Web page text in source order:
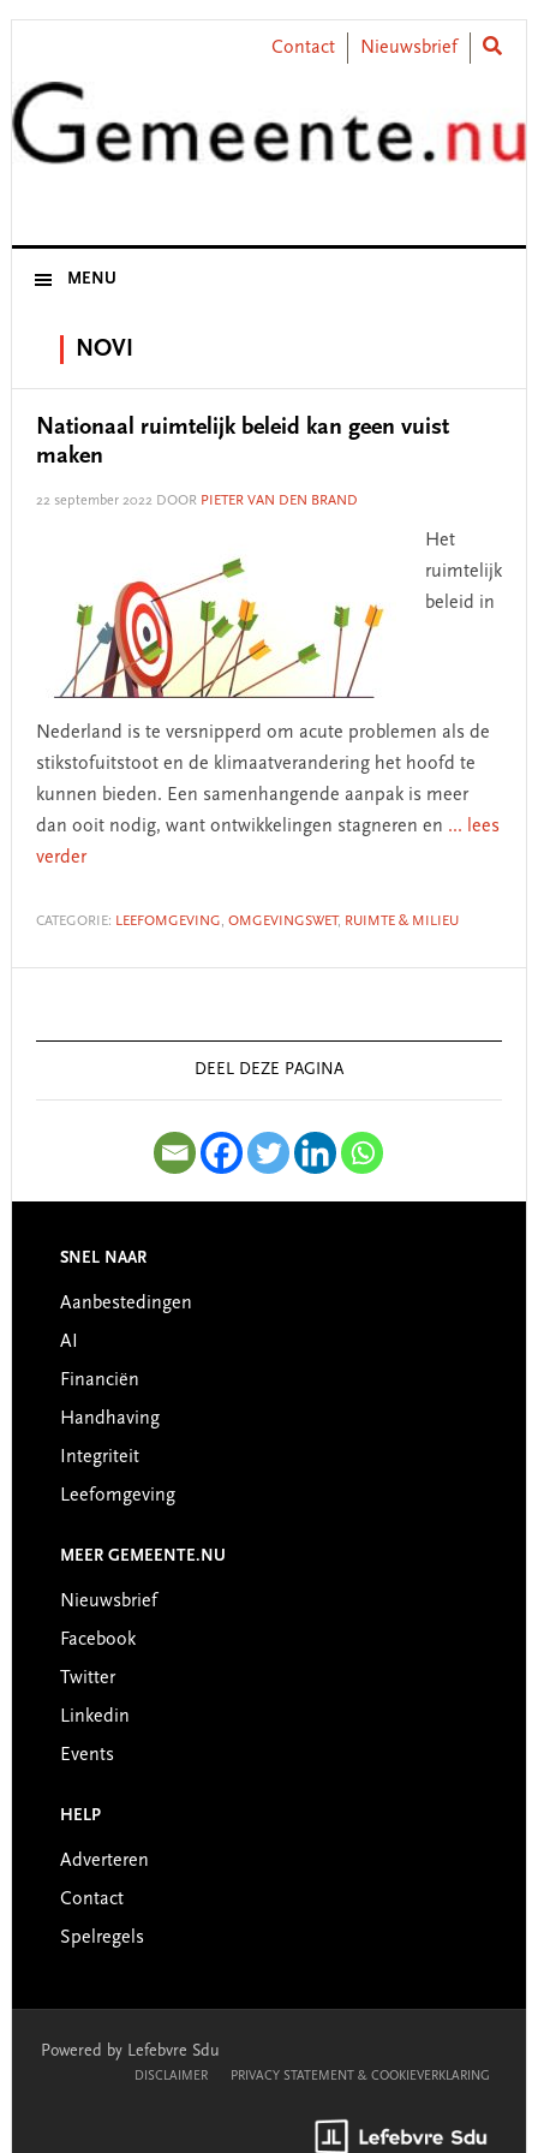
Skip
primary
navigation
Skip
content
Skip
primary
sidebar
Skip
footer
Contact Nieuwsbrief
MENU
NOVI
Nationaal ruimtelijk beleid kan geen vuist
maken
22 september 2022DOOR PIETER VAN DEN BRAND
Het
ruimtelijk
beleid in
Nederland is te versnipperd om acute problemen als de
stikstofuitstoot en de klimaatverandering het hoofd te
kunnen bieden. Een samenhangende aanpak is meer
dan ooit nodig, want ontwikkelingen stagneren en ... lees
verder
CATEGORIE: LEEFOMGEVING, OMGEVINGSWET, RUIMTE & MILIEU
Sidebar
DEEL DEZE PAGINA
Footer
SNEL NAAR
Aanbestedingen
AI
Financiën
Handhaving
Integriteit
Leefomgeving
MEER GEMEENTE.NU
Nieuwsbrief
Facebook
Twitter
Linkedin
Events
HELP
Adverteren
Contact
Spelregels
Powered by Lefebvre Sdu
DISCLAIMER PRIVACY STATEMENT & COOKIEVERKLARING